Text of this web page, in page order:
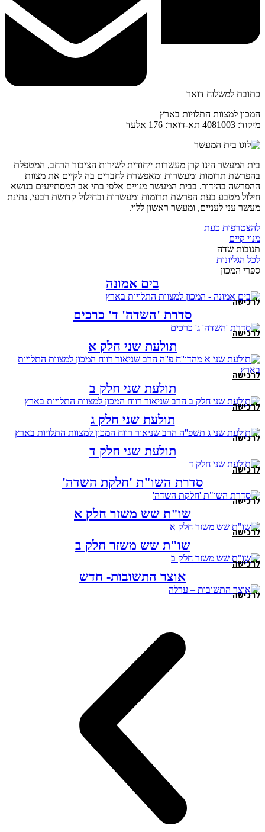
כתובת למשלוח דואר
המכון למצוות התלויות בארץ
מיקוד: 4081003 תא-דואר: 176 אלעד
בית המעשר הינו קרן מעשרות ייחודית לשירות הציבור הרחב, המטפלת
בהפרשת תרומות ומעשרות ומאפשרת לחברים בה לקיים את מצוות
ההפרשה בהידור. בבית המעשר מנויים אלפי בתי אב המסתייעים בנושא
חילול מטבע בעת הפרשת תרומות ומעשרות ובחילול קדושת רבעי, נתינת
מעשר עני לעניים, ומעשר ראשון ללוי.
להצטרפות כעת
מנוי קיים
תנובות שדה
לכל הגליונות
ספרי המכון
בים אמונה
לרכישה
סדרת 'השדה' ד' כרכים
לרכישה
תולעת שני חלק א
לרכישה
תולעת שני חלק ב
לרכישה
תולעת שני חלק ג
לרכישה
תולעת שני חלק ד
לרכישה
סדרת השו"ת 'חלקת השדה'
לרכישה
שו"ת שש משזר חלק א
לרכישה
שו"ת שש משזר חלק ב
לרכישה
אוצר התשובות- חדש
לרכישה